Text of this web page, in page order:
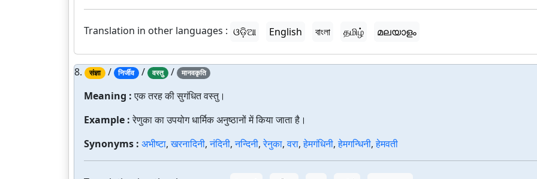
Translation in other languages : ଓଡ଼ିଆ English বাংলা தமிழ் മലയാളം
8. संज्ञा / निर्जीव / वस्तु / मानवकृति
Meaning :एक तरह की सुगंधित वस्तु।
Example :रेणुका का उपयोग धार्मिक अनुष्ठानों में किया जाता है।
Synonyms : अभीष्टा,खरनादिनी,नंदिनी,नन्दिनी,रेनुका,वरा,हेमगंधिनी,हेमगन्धिनी,हेमवती